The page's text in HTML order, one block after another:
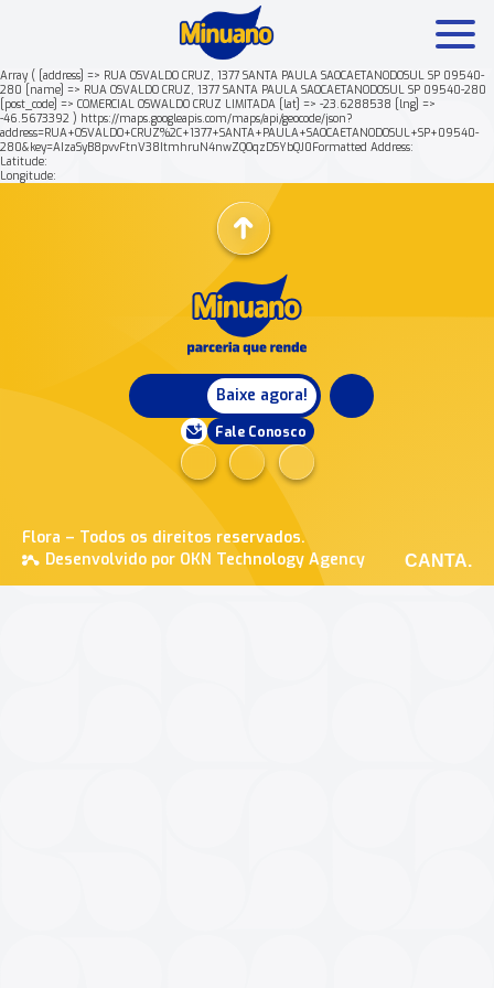
Array ( [address] => RUA OSVALDO CRUZ, 1377 SANTA PAULA SAOCAETANODOSUL SP 09540-
280 [name] => RUA OSVALDO CRUZ, 1377 SANTA PAULA SAOCAETANODOSUL SP 09540-280
[post_code] => COMERCIAL OSWALDO CRUZ LIMITADA [lat] => -23.6288538 [lng] =>
-46.5673392 ) https://maps.googleapis.com/maps/api/geocode/json?
address=RUA+OSVALDO+CRUZ%2C+1377+SANTA+PAULA+SAOCAETANODOSUL+SP+09540-
280&key=AIzaSyB8pvvFtnV38ItmhruN4nwZQOqzDSYbQJ0Formatted Address:
Latitude:
Longitude:
Baixe agora!
Fale Conosco
Flora – Todos os direitos reservados.
Desenvolvido por OKN Technology Agency
CANTA.
Mais buscados: Produtos Minuano Rende +
Nossa história